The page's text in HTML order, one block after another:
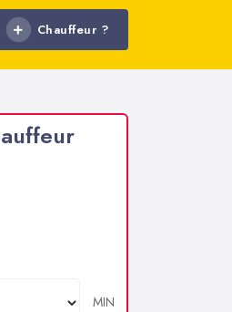
Chauffeur ?
MIN